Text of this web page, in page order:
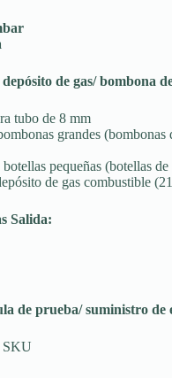
de gas/ bombona
tubo de 8 mm
grandes (bombonas
pequeñas (botellas
de gas combustible
Salida:
de prueba/ suministro de
SKU